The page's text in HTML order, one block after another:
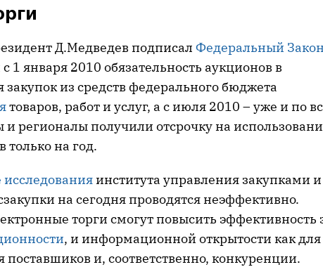
Д.Медведев подписал Федеральный
1 января 2010 обязательность аукционов в
из средств федерального бюджета
товаров, работ и услуг, а с июля 2010 – уже и по
регионалы получили отсрочку на
только на год.
института управления закупками и
на сегодня проводятся неэффективно.
торги смогут повысить эффективность
, и информационной открытости как для
поставшиков и, соответственно, конкуренции.